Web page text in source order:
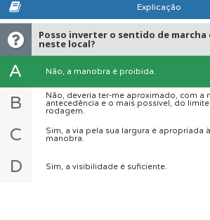
Explicação
Posso inverter o sentido de marcha
neste local?
A Não, a manobra é proibida.
B
Não, deveria ter-me aproximado, com a
antecedência e o mais possível, do
rodagem.
C
Sim, a via pela sua largura é apropriada
manobra.
D Sim, a visibilidade é suficiente.